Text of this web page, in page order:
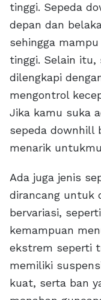
tinggi. Sepeda
depan dan
sehingga
tinggi. Selain itu,
dilengkapi
mengontrol
Jika kamu suka
sepeda downhill
menarik
Ada juga jenis
dirancang untuk
bervariasi,
kemampuan
ekstrem seperti
memiliki
kuat, serta ban